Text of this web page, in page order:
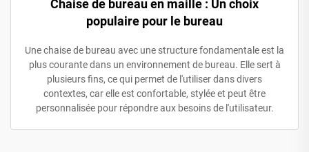
Chaise de bureau en maille : Un choix
populaire pour le bureau
Une chaise de bureau avec une structure fondamentale est la
plus courante dans un environnement de bureau. Elle sert à
plusieurs fins, ce qui permet de l'utiliser dans divers
contextes, car elle est confortable, stylée et peut être
personnalisée pour répondre aux besoins de l'utilisateur.